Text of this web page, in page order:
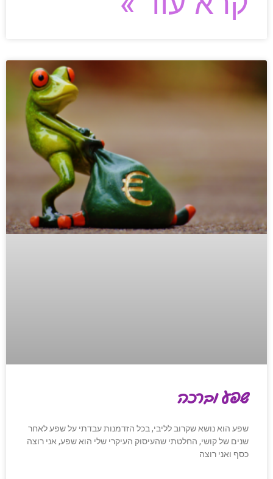
שפע וברכה
שפע הוא נושא שקרוב לליבי, בכל הזדמנות עבדתי על שפע לאחר
שנים של קושי, החלטתי שהעיסוק העיקרי שלי הוא שפע, אני רוצה
כסף ואני רוצה